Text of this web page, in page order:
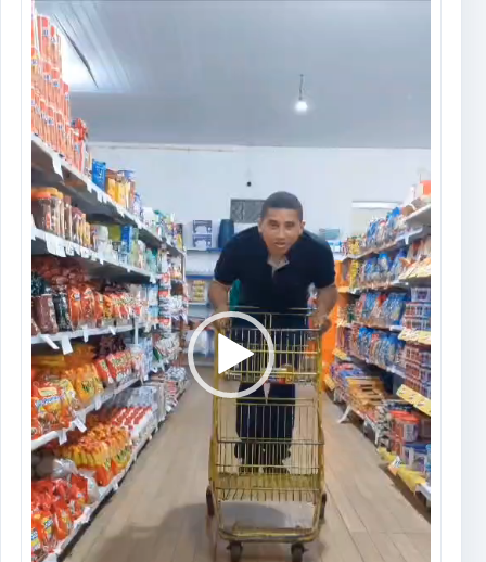
Tocador
de
vídeo